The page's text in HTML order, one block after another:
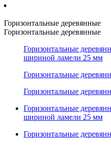
Горизонтальные деревянные
Горизонтальные деревянные
Горизонтальные
шириной ламели 25 мм
Горизонтальные
Горизонтальные
Горизонтальные
шириной ламели 25 мм
Горизонтальные